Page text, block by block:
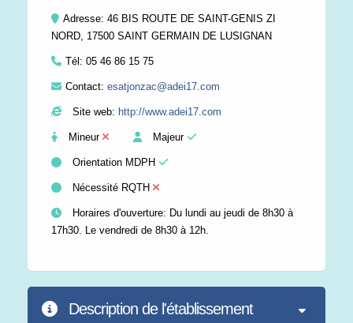
Adresse: 46 BIS ROUTE DE SAINT-GENIS ZI
NORD, 17500 SAINT GERMAIN DE LUSIGNAN
Tél: 05 46 86 15 75
Contact: esatjonzac@adei17.com
Site web: http://www.adei17.com
Mineur Majeur
Orientation MDPH
Nécessité RQTH
Horaires d'ouverture: Du lundi au jeudi de 8h30 à
17h30. Le vendredi de 8h30 à 12h.
Description de l'établissement